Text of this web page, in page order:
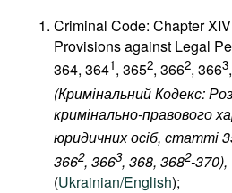
Criminal Code: Chapter XIV
Provisions against Legal
364, 3641, 3652, 3662, 3663
(Кримінальний Кодекс:
кримінально-правового
юридичних осіб, статті
3662, 3663, 368, 3682-370),
(Ukrainian/English);